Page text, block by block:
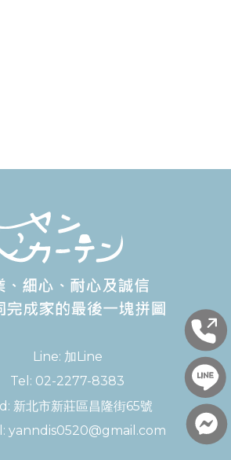
Line: 加Line
Tel: 02-2277-8383
新北市新莊區昌隆街65號
yanndis0520@gmail.com